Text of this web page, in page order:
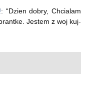
: “Dzien dobry, Chcialam
Jestem z woj kuj-